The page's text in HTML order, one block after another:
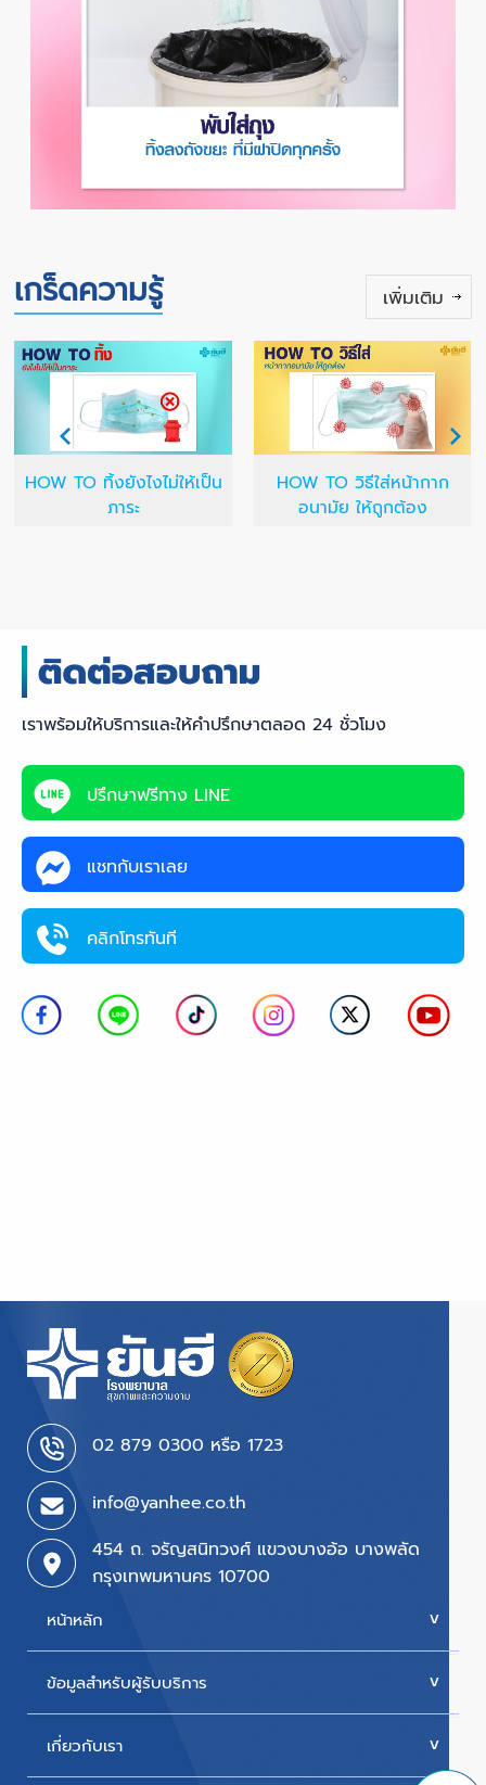
เกร็ดความรู้ เพิ่มเติม
HOW TO ทิ้งยังไงไม่ให้เป็น
ภาระ
HOW TO วิธีใส่หน้ากาก
อนามัย ให้ถูกต้อง
เราพร้อมให้บริการและให้คำปรึกษาตลอด 24 ชั่วโมง
ปรึกษาฟรีทาง LINE
แชทกับเราเลย
คลิกโทรทันที
02 879 0300 หรือ 1723
info@yanhee.co.th
454 ถ. จรัญสนิทวงศ์ แขวงบางอ้อ บางพลัด
กรุงเทพมหานคร 10700
หน้าหลัก
บริการของเรา
ข้อมูลสำหรับผู้รับบริการ
นัดหมายแพทย์
เกี่ยวกับเรา